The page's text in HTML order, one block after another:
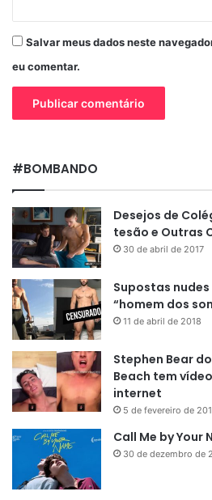
Salvar meus dados neste
eu comentar.
#BOMBANDO
Desejos de
tesão e Outras
30 de abril de 2017
Supostas nudes
“homem dos
11 de abril de 2018
Stephen Bear
Beach tem
internet
5 de fevereiro de
Call Me by Your
30 de dezembro de